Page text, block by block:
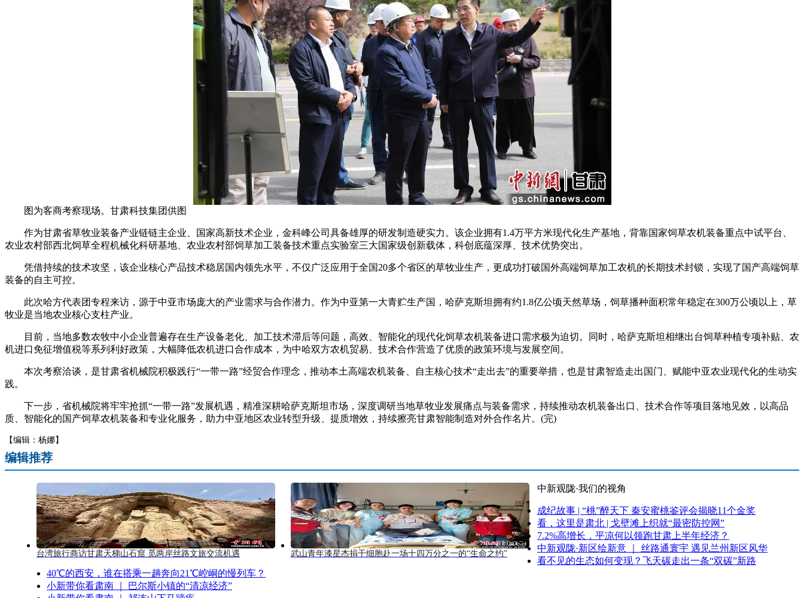
图为客商考察现场。甘肃科技集团供图
作为甘肃省草牧业装备产业链链主企业、国家高新技术企业，金科峰公司具备雄厚的研发制造硬实力。该企业拥有1.4万平方米现代化生产基地，背靠国家饲草农机装备重点中试平台、
农业农村部西北饲草全程机械化科研基地、农业农村部饲草加工装备技术重点实验室三大国家级创新载体，科创底蕴深厚、技术优势突出。
凭借持续的技术攻坚，该企业核心产品技术稳居国内领先水平，不仅广泛应用于全国20多个省区的草牧业生产，更成功打破国外高端饲草加工农机的长期技术封锁，实现了国产高端饲草
装备的自主可控。
此次哈方代表团专程来访，源于中亚市场庞大的产业需求与合作潜力。作为中亚第一大青贮生产国，哈萨克斯坦拥有约1.8亿公顷天然草场，饲草播种面积常年稳定在300万公顷以上，草
牧业是当地农业核心支柱产业。
目前，当地多数农牧中小企业普遍存在生产设备老化、加工技术滞后等问题，高效、智能化的现代化饲草农机装备进口需求极为迫切。同时，哈萨克斯坦相继出台饲草种植专项补贴、农
机进口免征增值税等系列利好政策，大幅降低农机进口合作成本，为中哈双方农机贸易、技术合作营造了优质的政策环境与发展空间。
本次考察洽谈，是甘肃省机械院积极践行“一带一路”经贸合作理念，推动本土高端农机装备、自主核心技术“走出去”的重要举措，也是甘肃智造走出国门、赋能中亚农业现代化的生动实
践。
下一步，省机械院将牢牢抢抓“一带一路”发展机遇，精准深耕哈萨克斯坦市场，深度调研当地草牧业发展痛点与装备需求，持续推动农机装备出口、技术合作等项目落地见效，以高品
质、智能化的国产饲草农机装备和专业化服务，助力中亚地区农业转型升级、提质增效，持续擦亮甘肃智能制造对外合作名片。(完)
【编辑：杨娜】
编辑推荐
台湾旅行商访甘肃天梯山石窟 觅两岸丝路文旅交流机遇 武山青年漆星杰捐干细胞赴一场十四万分之一的“生命之约”
中新观陇·我们的视角
成纪故事 | “桃”醉天下 秦安蜜桃鉴评会揭晓11个金奖
看，这里是肃北 | 戈壁滩上织就“最密防控网”
7.2%高增长，平凉何以领跑甘肃上半年经济？
中新观陇·新区绘新意 ｜ 丝路通寰宇 遇见兰州新区风华
看不见的生态如何变现？飞天碳走出一条“双碳”新路
40℃的西安，谁在搭乘一趟奔向21℃崆峒的慢列车？
小新带你看肃南 ｜ 巴尔斯小镇的“清凉经济”